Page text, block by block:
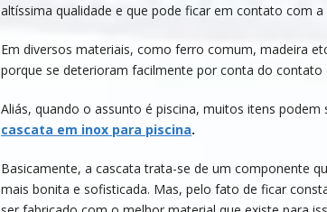
altíssima qualidade e que pode ficar em contato com
Em diversos materiais, como ferro comum, madeira
porque se deterioram facilmente por conta do contato
Aliás, quando o assunto é piscina, muitos itens
cascata em inox para piscina.
Basicamente, a cascata trata-se de um componente
mais bonita e sofisticada. Mas, pelo fato de ficar